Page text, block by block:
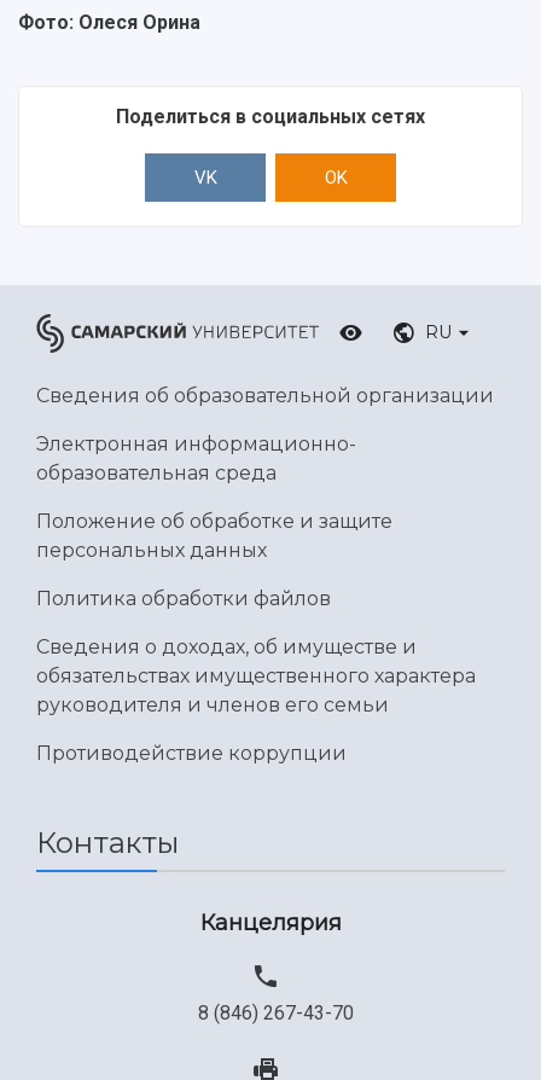
Фото: Олеся Орина
Поделиться в социальных сетях
VK OK
RU
Сведения об образовательной организации
Электронная информационно-
образовательная среда
Положение об обработке и защите
персональных данных
Политика обработки файлов
Сведения о доходах, об имуществе и
обязательствах имущественного характера
руководителя и членов его семьи
Противодействие коррупции
Контакты
Канцелярия
8 (846) 267-43-70